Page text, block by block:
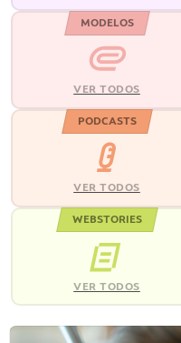
MODELOS
VER TODOS
PODCASTS
VER TODOS
WEBSTORIES
VER TODOS